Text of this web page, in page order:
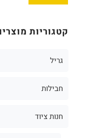
קטגוריות
גריל
חבילות
חנות ציוד